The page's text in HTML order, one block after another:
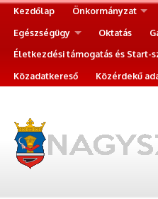
Kezdőlap Önkormányzat
Egészségügy
Oktatás
Életkezdési támogatás és Start-
Közadatkereső
Közérdekű